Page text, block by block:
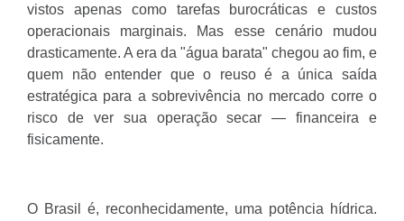
vistos apenas como tarefas burocráticas e custos
operacionais marginais. Mas esse cenário mudou
drasticamente. A era da "água barata" chegou ao fim, e
quem não entender que o reuso é a única saída
estratégica para a sobrevivência no mercado corre o
risco de ver sua operação secar — financeira e
fisicamente.
O Brasil é, reconhecidamente, uma potência hídrica.